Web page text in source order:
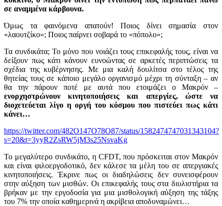
σε αναμμένα κάρβουνα.
Όμως τα φαινόμενα απατούν! Ποιος δίνει σημασία στον
«λαουτζίκο»; Ποιος παίρνει σοβαρά το «πόπολο»;
Τα συνδικάτα; Το μόνο που νοιάζει τους επικεφαλής τους, είναι να
δείξουν πως κάτι κάνουν ευνοώντας σε αρκετές περιπτώσεις τα
σχέδια της κυβέρνησης. Με μια καλή δουλίτσα στο τέλος της
θητείας τους σε κάποιο μεγάλο οργανισμό μέχρι τη σύνταξη – αν
θα την πάρουν ποτέ με αυτά που ετοιμάζει ο Μακρόν –
ενορχηστρώνουν κινητοποιήσεις και απεργίες, ώστε να
διοχετεύεται λίγο η οργή του κόσμου που πιστεύει πως κάτι
κάνει…
https://twitter.com/482O147O78O87/status/1582474747031343104?
s=20&t=3yyR2ZsRW5jM3s25NsvaKg
Το μεγαλύτερο συνδικάτο, η CFDT, που πρόσκειται στον Μακρόν
και είναι φιλοεργοδοτικό, δεν κάλεσε τα μέλη του σε απεργιακές
κινητοποιήσεις. Έκρινε πως οι διαδηλώσεις δεν συνεισφέρουν
στην αύξηση των μισθών. Οι επικεφαλής τους στα διυλιστήρια τα
βρήκαν με την εργοδοσία για μια μισθολογική αύξηση της τάξης
του 7% την οποία καθημερινά η ακρίβεια αποδυναμώνει…